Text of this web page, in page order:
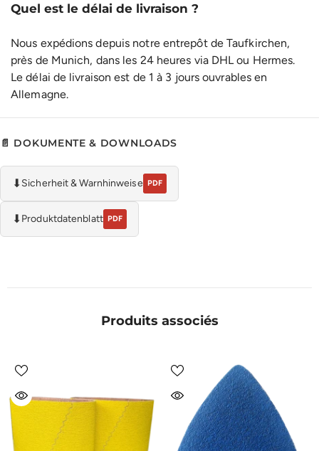
Quel est le délai de livraison ?
Nous expédions depuis notre entrepôt de Taufkirchen,
près de Munich, dans les 24 heures via DHL ou Hermes.
Le délai de livraison est de 1 à 3 jours ouvrables en
Allemagne.
📄 DOKUMENTE & DOWNLOADS
⬇Sicherheit & Warnhinweise PDF
⬇Produktdatenblatt PDF
Produits associés